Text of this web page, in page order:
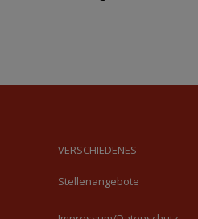
VERSCHIEDENES
Stellenangebote